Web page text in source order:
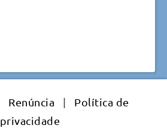
Renúncia |
Política de
privacidade